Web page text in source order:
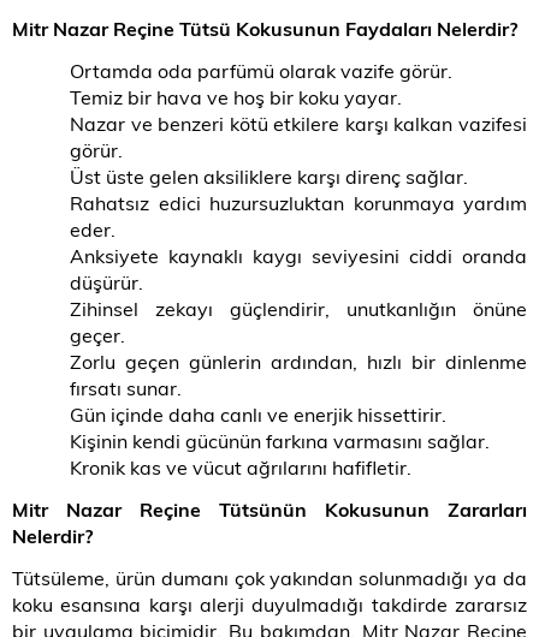
Mitr Nazar Reçine Tütsü Kokusunun Faydaları Nelerdir?
Ortamda oda parfümü olarak vazife görür.
Temiz bir hava ve hoş bir koku yayar.
Nazar ve benzeri kötü etkilere karşı kalkan vazifesi
görür.
Üst üste gelen aksiliklere karşı direnç sağlar.
Rahatsız edici huzursuzluktan korunmaya yardım
eder.
Anksiyete kaynaklı kaygı seviyesini ciddi oranda
düşürür.
Zihinsel zekayı güçlendirir, unutkanlığın önüne
geçer.
Zorlu geçen günlerin ardından, hızlı bir dinlenme
fırsatı sunar.
Gün içinde daha canlı ve enerjik hissettirir.
Kişinin kendi gücünün farkına varmasını sağlar.
Kronik kas ve vücut ağrılarını hafifletir.
Mitr Nazar Reçine Tütsünün Kokusunun Zararları
Nelerdir?
Tütsüleme, ürün dumanı çok yakından solunmadığı ya da
koku esansına karşı alerji duyulmadığı takdirde zararsız
bir uygulama biçimidir. Bu bakımdan, Mitr Nazar Reçine